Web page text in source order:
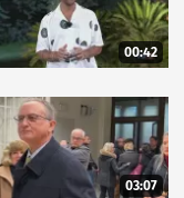
00:42
03:07